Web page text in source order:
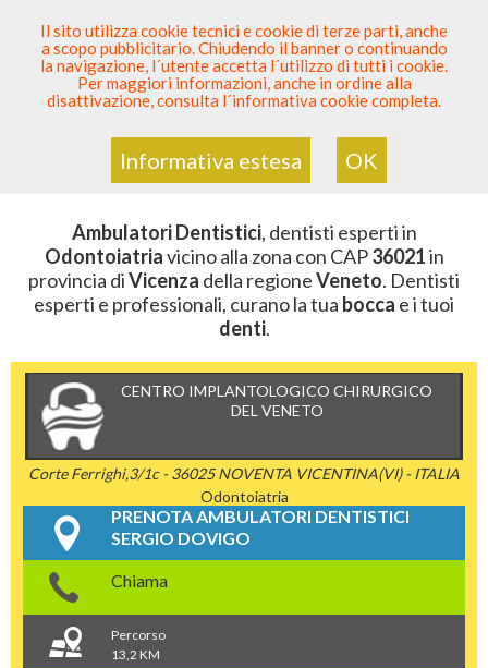
SEI DENTISTA? PARTECIPA
Sei QuiElenco Dentista Sicuro > Odontoiatria>
Ambulatori Dentistici>Veneto >Vicenza>CAP 36021
ZONA CON CAP 36021
Ambulatori Dentistici, dentisti esperti in
Odontoiatriavicino alla zona con CAP36021in
provincia diVicenza della regioneVeneto. Dentisti
esperti e professionali, curano la tua bocca e i tuoi
denti.
CENTRO IMPLANTOLOGICO CHIRURGICO
DEL VENETO
Corte Ferrighi,3/1c - 36025 NOVENTA VICENTINA(VI) - ITALIA
Odontoiatria
PRENOTA AMBULATORI DENTISTICI
SERGIO DOVIGO
Chiama
Percorso
13,2 KM
Il sito utilizza cookie tecnici e cookie di terze parti, anche
a scopo pubblicitario. Chiudendo il banner o continuando
la navigazione, l´utente accetta l´utilizzo di tutti i cookie.
Per maggiori informazioni, anche in ordine alla
disattivazione, consulta l´informativa cookie completa.
Informativa estesa OK